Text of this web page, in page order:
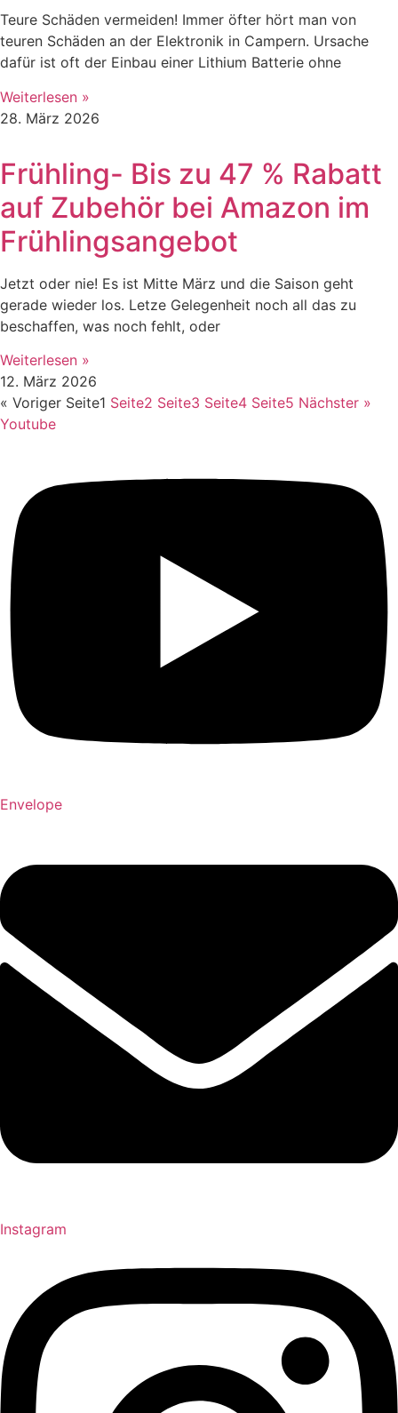
Teure Schäden vermeiden! Immer öfter hört man von
teuren Schäden an der Elektronik in Campern. Ursache
dafür ist oft der Einbau einer Lithium Batterie ohne
Weiterlesen »
28. März 2026
Frühling- Bis zu 47 % Rabatt
auf Zubehör bei Amazon im
Frühlingsangebot
Jetzt oder nie! Es ist Mitte März und die Saison geht
gerade wieder los. Letze Gelegenheit noch all das zu
beschaffen, was noch fehlt, oder
Weiterlesen »
12. März 2026
« Voriger Seite1 Seite2 Seite3 Seite4 Seite5 Nächster »
Youtube
Envelope
Instagram